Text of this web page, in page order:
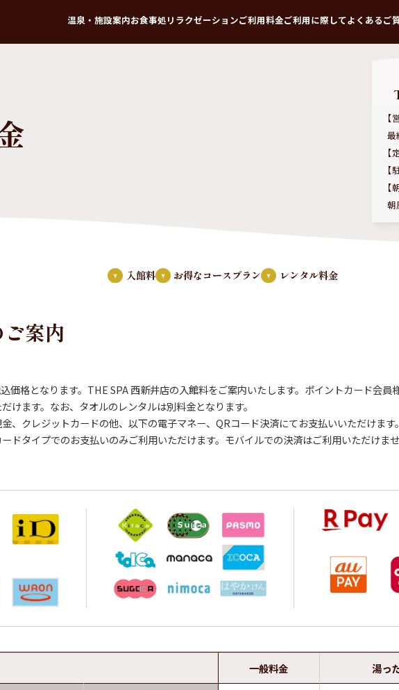
温泉・施設案内お食事処リラクゼーションご利用料金ご利用に際してよくあるご
【
最
【
【
【
朝
入館料 お得なコースプラン レンタル料金
案内
価格となります。THE SPA 西新井店の入館料をご案内いたします。ポイントカード会員
けます。なお、タオルのレンタルは別料金となります。
、クレジットカードの他、以下の電子マネー、QRコード決済にてお支払いいただけます。
ドタイプでのお支払いのみご利用いただけます。モバイルでの決済はご利用いただけま
一般料金 湯っ